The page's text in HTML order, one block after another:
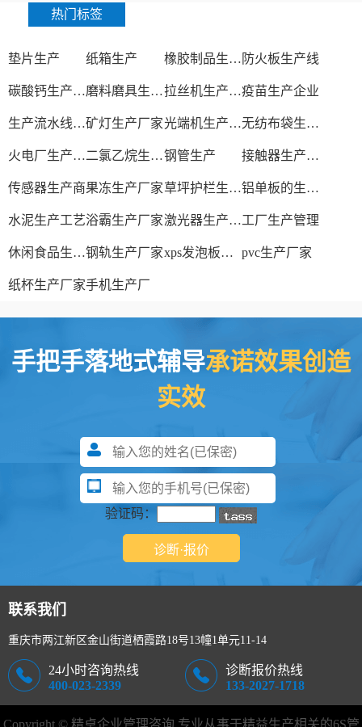
热门标签
垫片生产 纸箱生产 橡胶制品生产厂 防火板生产线
碳酸钙生产设备 磨料磨具生产厂家 拉丝机生产厂家疫苗生产企业
生产流水线设备矿灯生产厂家 光端机生产厂家 无纺布袋生产厂家
火电厂生产过程 二氯乙烷生产厂家钢管生产 接触器生产厂家
传感器生产商果冻生产厂家 草坪护栏生产厂家 铝单板的生产厂家
水泥生产工艺浴霸生产厂家 激光器生产厂家工厂生产管理
休闲食品生产线钢轨生产厂家 xps发泡板材生产线 pvc生产厂家
纸杯生产厂家手机生产厂
手把手落地式辅导承诺效果创造
实效
验证码：
联系我们
重庆市两江新区金山街道栖霞路18号13幢1单元11-14
24小时咨询热线
400-023-2339
诊断报价热线
133-2027-1718